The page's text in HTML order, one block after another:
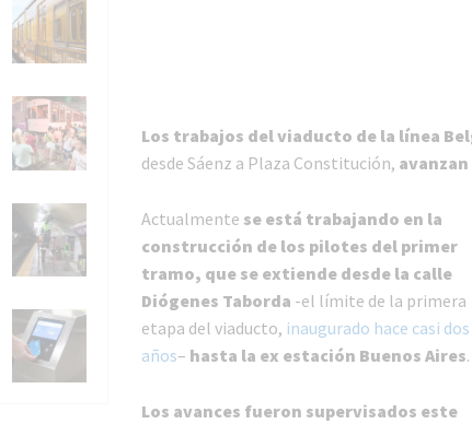
Los trabajos del viaducto de la línea
desde Sáenz a Plaza Constitución,
Actualmente se está trabajando en la
construcción de los pilotes del primer
tramo, que se extiende desde la calle
Diógenes Taborda -el límite de la primera
etapa del viaducto, inaugurado hace casi dos
años– hasta la ex estación Buenos Aires.
Los avances fueron supervisados este